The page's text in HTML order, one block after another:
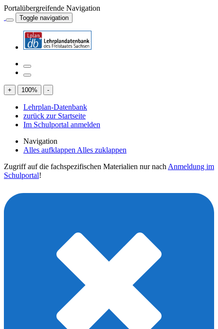
Portalübergreifende Navigation
Toggle navigation
+ 100% -
Lehrplan-Datenbank
zurück zur Startseite
Im Schulportal anmelden
Navigation
Alles aufklappen Alles zuklappen
Zugriff auf die fachspezifischen Materialien nur nach Anmeldung im
Schulportal!